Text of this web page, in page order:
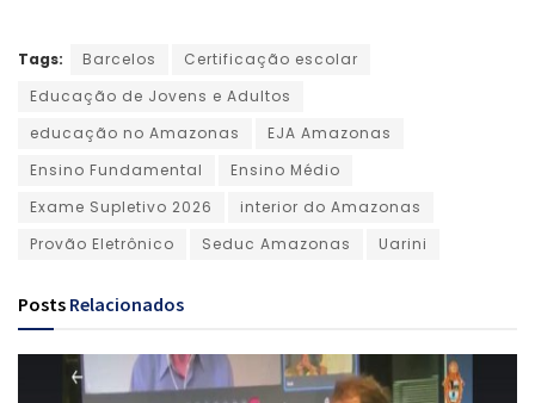
Tags: Barcelos
Certificação escolar
Educação de Jovens e Adultos
educação no Amazonas
EJA Amazonas
Ensino Fundamental
Ensino Médio
Exame Supletivo 2026
interior do Amazonas
Provão Eletrônico
Seduc Amazonas Uarini
Posts Relacionados